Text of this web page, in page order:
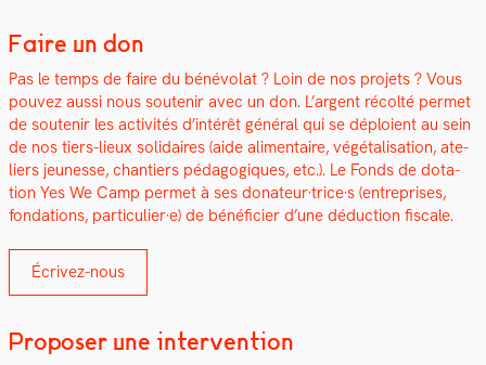
Faire un don
Pas le temps de faire du bénévolat ? Loin de nos pro­jets ? Vous
pou­vez aus­si nous soutenir avec un don. L’argent récolté per­met
de soutenir les activ­ités d’in­térêt général qui se déploient au sein
de nos tiers-lieux sol­idaires (aide ali­men­taire, végé­tal­i­sa­tion, ate­
liers jeunesse, chantiers péd­a­gogiques, etc.). Le Fonds de dota­
tion Yes We Camp per­met à ses donateur·trice·s (entre­pris­es,
fon­da­tions, particulier·e) de béné­fici­er d’une déduc­tion fis­cale.
Écrivez-nous
Proposer une intervention